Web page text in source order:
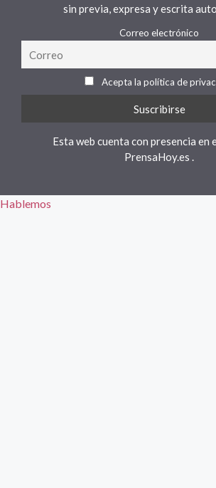
sin previa, expresa y escrita
Correo electrónico
Acepta la política de
Esta web cuenta con presencia en
PrensaHoy.es .
Hablemos